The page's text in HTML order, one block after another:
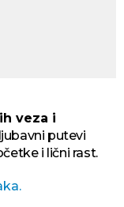
veza i
putevi
i lični rast.